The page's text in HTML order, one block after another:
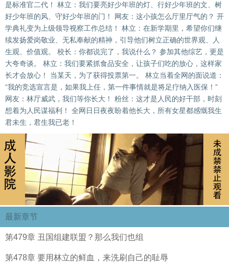
是标准官二代！ 林立：我们要亮好少年班的灯、行好少年班的文、树
好少年班的风、守好少年班的门！ 网友：这小孩怎么厅里厅气的？ 开
学典礼变为上级领导视察工作总结！ 林立：在新学期里，希望你们继
续发扬爱岗敬业、无私奉献的精神，引导他们树立正确的世界观、人
生观、价值观。 校长：你都说完了，我说什么？ 参加其他综艺，更是
大夸奇谈。 林立：我们要紧抓食品安全，让孩子们吃的放心，这样家
长才会放心！ 当某天，为了获得投票第一。 林立当着全网的面说道：
“我的竞选宣言是，如果我上任，第一件事情就是将足疗纳入医保！”
网友：林厅威武，我们等你长大！ 粉丝：这才是人民的好干部，时刻
想着为人民谋福利！ 全网日日夜夜盼着他长大，所有女星都感慨我生
君未生，君生我已老！
最新章节
第479章 丑国组建联盟？那么我们也组
第478章 要用林立的鲜血，来洗刷自己的耻辱